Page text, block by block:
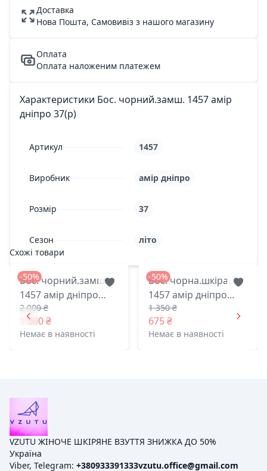
Доставка
Нова Пошта, Самовивіз з нашого магазину
Оплата
Оплата наложеним платежем
Характеристики Бос. чорний.замш. 1457 амір
дніпро 37(р)
Артикул 1457
Виробник амір дніпро
Розмір 37
Сезон
літо
Схожі товари
-50%
Бос. чорний.замш.
1457 амір дніпро
36(р)
2 000 ₴
1 000 ₴
Немає в наявності
-50%
Бос. чорна.шкіра.
1457 амір дніпро
38(р)
1 350 ₴
675 ₴
Немає в наявності
VZUTU ЖІНОЧЕ ШКІРЯНЕ ВЗУТТЯ ЗНИЖКА ДО 50%
Україна
Viber, Telegram: +380933391333vzutu.office@gmail.com